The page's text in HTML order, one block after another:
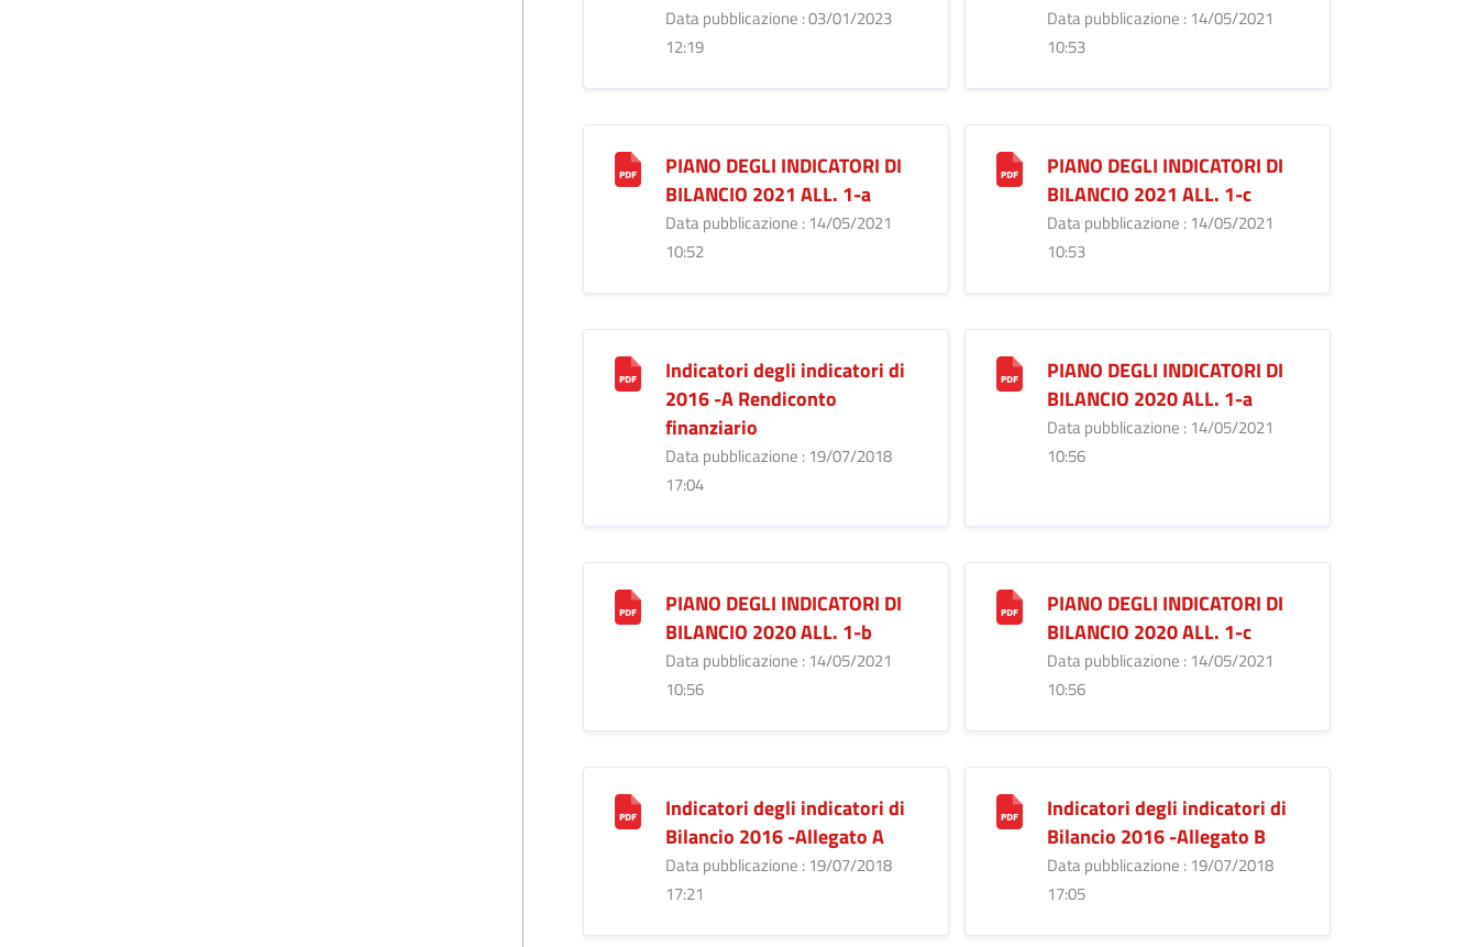
Data pubblicazione : 03/01/2023
12:19
Data pubblicazione : 14/05/2021
10:53
PIANO DEGLI INDICATORI DI
BILANCIO 2021 ALL. 1-a
Data pubblicazione : 14/05/2021
10:52
PIANO DEGLI INDICATORI DI
BILANCIO 2021 ALL. 1-c
Data pubblicazione : 14/05/2021
10:53
Indicatori degli indicatori di
2016 -A Rendiconto
finanziario
Data pubblicazione : 19/07/2018
17:04
PIANO DEGLI INDICATORI DI
BILANCIO 2020 ALL. 1-a
Data pubblicazione : 14/05/2021
10:56
PIANO DEGLI INDICATORI DI
BILANCIO 2020 ALL. 1-b
Data pubblicazione : 14/05/2021
10:56
PIANO DEGLI INDICATORI DI
BILANCIO 2020 ALL. 1-c
Data pubblicazione : 14/05/2021
10:56
Indicatori degli indicatori di
Bilancio 2016 -Allegato A
Data pubblicazione : 19/07/2018
17:21
Indicatori degli indicatori di
Bilancio 2016 -Allegato B
Data pubblicazione : 19/07/2018
17:05